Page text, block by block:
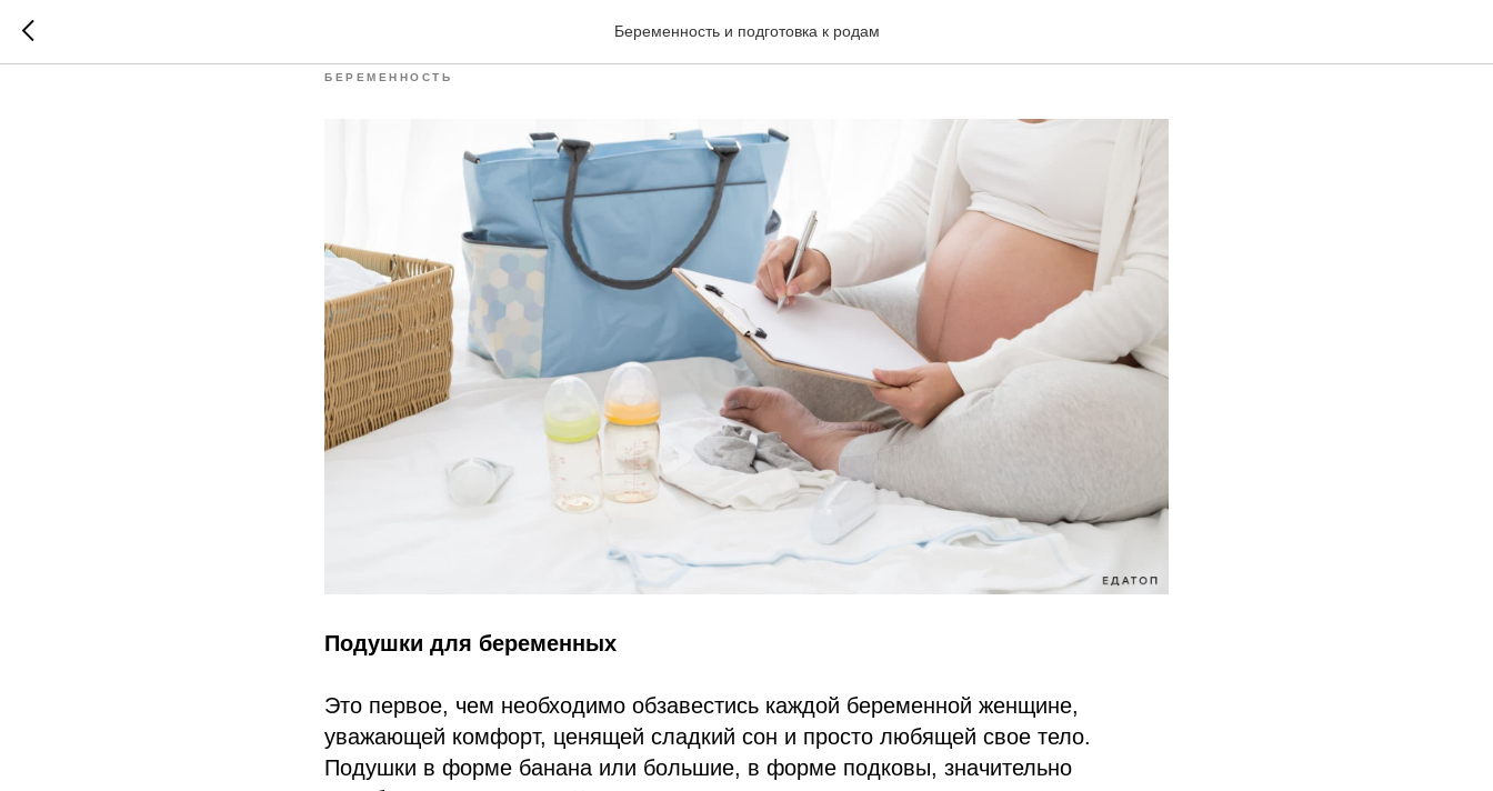
Беременность и подготовка к родам
Товары для беременных
БЕРЕМЕННОСТЬ
Подушки для беременных
Это первое, чем необходимо обзавестись каждой беременной женщине,
уважающей комфорт, ценящей сладкий сон и просто любящей свое тело.
Подушки в форме банана или большие, в форме подковы, значительно